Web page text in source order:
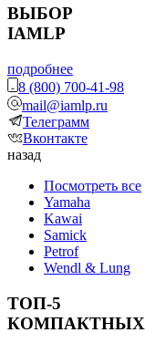
ВЫБОР
IAMLP
подробнее
8 (800) 700-41-98
mail@iamlp.ru
Телеграмм
Вконтакте
назад
Посмотреть все
Yamaha
Kawai
Samick
Petrof
Wendl & Lung
ТОП-5
КОМПАКТНЫХ